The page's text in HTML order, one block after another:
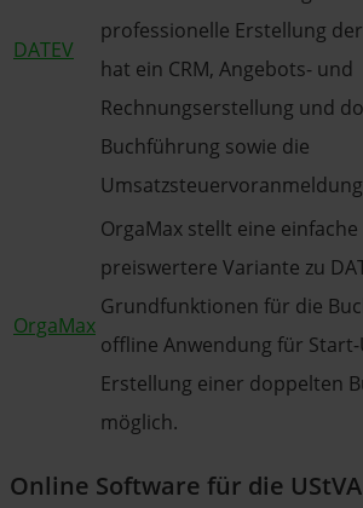
DATEV
professionelle Erstellung
hat ein CRM, Angebots- und
Rechnungserstellung und
Buchführung sowie die
OrgaMax
OrgaMax stellt eine
preiswertere Variante zu
Grundfunktionen für die
offline Anwendung für
Erstellung einer doppelten
möglich.
Online Software für die UStVA